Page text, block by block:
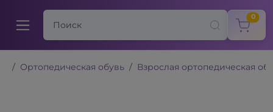
0
Ортопедическая обувь Взрослая ортопедическая